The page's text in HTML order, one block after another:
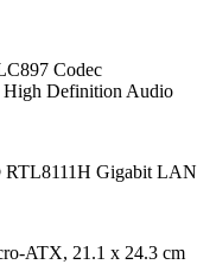
Codec
High Definition Audio
RTL8111H Gigabit LAN
ATX, 21.1 x 24.3 cm